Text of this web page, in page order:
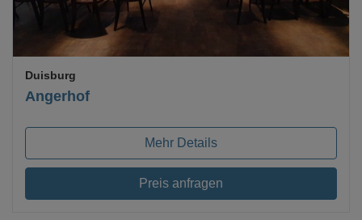
Angerhof
Duisburg
Mehr Details
Preis anfragen